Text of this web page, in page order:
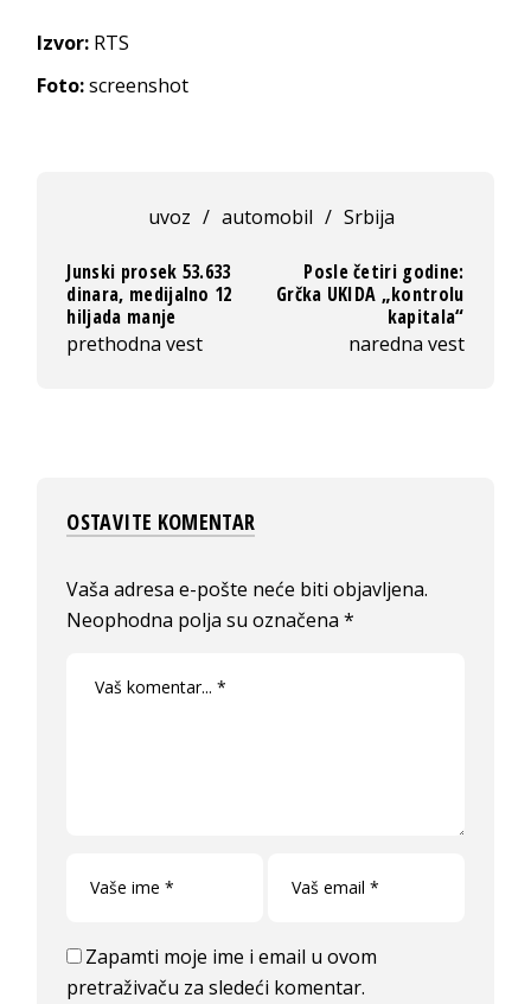
Izvor: RTS
Foto:screenshot
uvoz / automobil / Srbija
Junski prosek 53.633
dinara, medijalno 12
hiljada manje
prethodna vest
Posle četiri godine:
Grčka UKIDA „kontrolu
kapitala“
naredna vest
OSTAVITE KOMENTAR
Vaša adresa e-pošte neće biti objavljena.
Neophodna polja su označena*
Zapamti moje ime i email u ovom
pretraživaču za sledeći komentar.